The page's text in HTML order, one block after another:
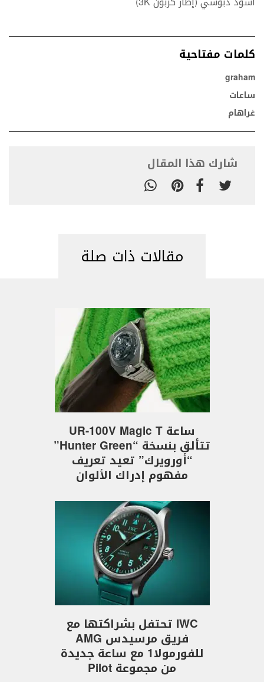
كلمات مفتاحية
graham
ساعات
غراهام
شارك هذا المقال
مقالات ذات صلة
ساعة UR-100V Magic T
تتألق بنسخة “Hunter Green”
“أورويرك” تعيد تعريف
مفهوم إدراك الألوان
IWC تحتفل بشراكتها مع
فريق مرسيدس AMG
للفورمولا1 مع ساعة جديدة
من مجموعة Pilot